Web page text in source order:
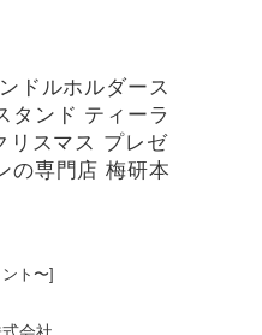
ドルホルダース
タンド ティーラ
リスマス プレゼ
の専門店 梅研本
ト〜]